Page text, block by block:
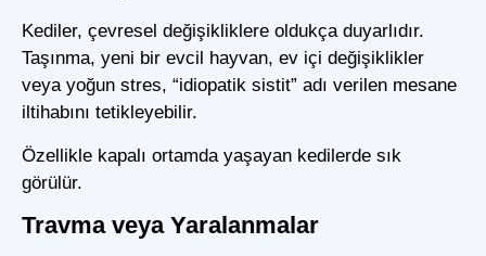
Kediler, çevresel değişikliklere oldukça duyarlıdır.
Taşınma, yeni bir evcil hayvan, ev içi değişiklikler
veya yoğun stres, “idiopatik sistit” adı verilen mesane
iltihabını tetikleyebilir.
Özellikle kapalı ortamda yaşayan kedilerde sık
görülür.
Travma veya Yaralanmalar